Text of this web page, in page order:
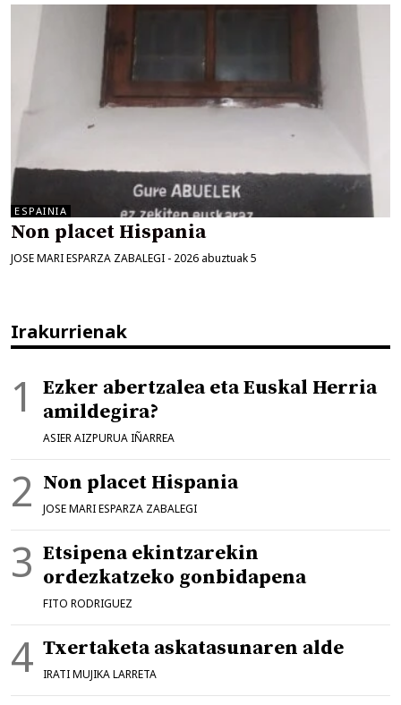
ESPAINIA
Non placet Hispania
JOSE MARI ESPARZA ZABALEGI - 2026 abuztuak 5
Irakurrienak
Ezker abertzalea eta Euskal Herria
amildegira?
ASIER AIZPURUA IÑARREA
Non placet Hispania
JOSE MARI ESPARZA ZABALEGI
Etsipena ekintzarekin
ordezkatzeko gonbidapena
FITO RODRIGUEZ
Txertaketa askatasunaren alde
IRATI MUJIKA LARRETA